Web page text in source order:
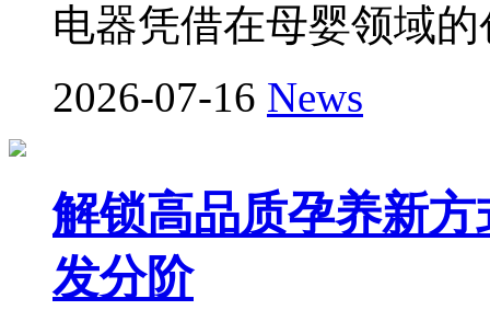
电器凭借在母婴领域
2026-07-16 News
解锁高品质孕养新
发分阶